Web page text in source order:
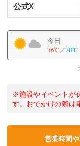
公式X
今日
36℃／28℃
※施設やイベントが
す。おでかけの際は
営業時間